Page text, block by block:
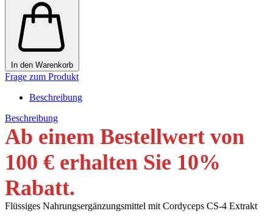
In den Warenkorb
Frage zum Produkt
Beschreibung
Beschreibung
Ab einem Bestellwert von
100 € erhalten Sie 10%
Rabatt.
Flüssiges Nahrungsergänzungsmittel mit Cordyceps CS-4 Extrakt